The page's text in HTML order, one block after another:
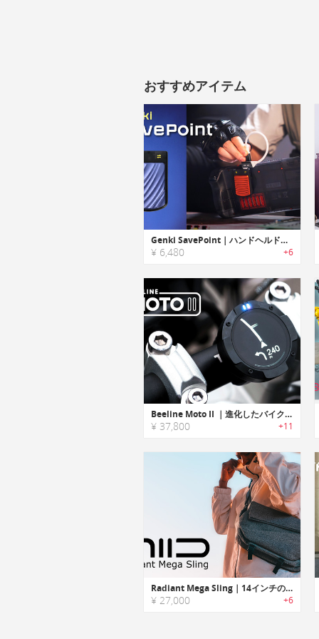
おすすめアイテム
Genki SavePoint｜ハンドヘルドを最適化！様々なニーズ対応のSSD
¥ 6,480 +6
Beeline Moto II ｜進化したバイク専用ナビ
¥ 37,800 +11
Radiant Mega Sling｜14インチのノートPCが収納可能！仕事と普段使いできるスリングバッグ
¥ 27,000 +6